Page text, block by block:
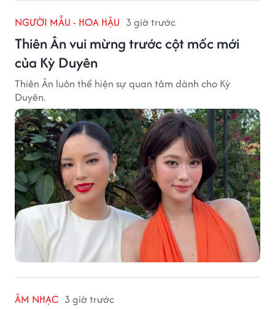
NGƯỜI MẪU - HOA HẬU 3 giờ trước
Thiên Ân vui mừng trước cột mốc mới
của Kỳ Duyên
Thiên Ân luôn thể hiện sự quan tâm dành cho Kỳ
Duyên.
ÂM NHẠC 3 giờ trước